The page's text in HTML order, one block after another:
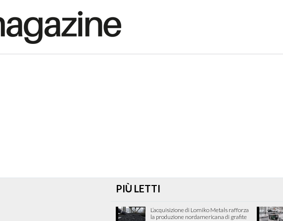
PIÙ LETTI
L’acquisizione di Lomiko Metals rafforza
la produzione nordamericana di grafite